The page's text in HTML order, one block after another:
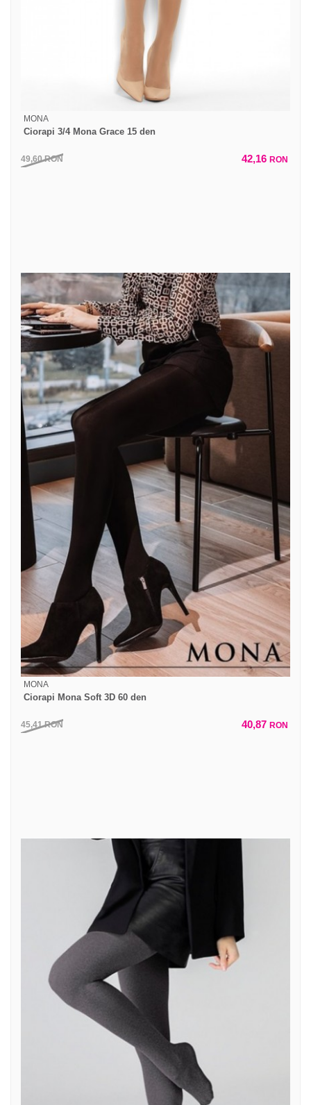
MONA
Ciorapi 3/4 Mona Grace 15 den
49,60RON 42,16 RON
MONA
Ciorapi Mona Soft 3D 60 den
45,41RON 40,87 RON